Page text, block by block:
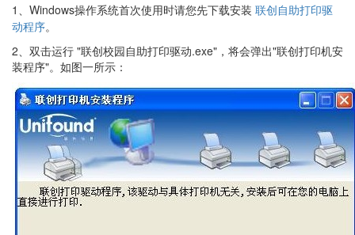
1、 Windows操作系统首次使用时请您先下载安装 联创自助打印驱
动程序。
2、双击运行 "联创校园自助打印驱动.exe"，将会弹出"联创打印机安
装程序"。如图一所示：